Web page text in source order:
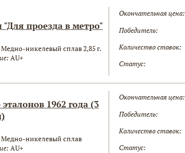
проезда в метро"
Медно-никелевый сплав 2,85 г.
AU+
Окончательная цена:
Победитель:
Количество ставок:
Статус:
1962 года (3
Медно-никелевый сплав
AU+
Окончательная цена:
Победитель:
Количество ставок:
Статус: